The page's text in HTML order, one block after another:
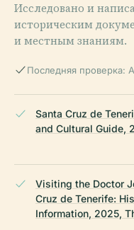
Исследовано и
историческим
и местным знаниям.
Последняя проверка:
Santa Cruz de
and Cultural Guide,
Visiting the Doctor
Cruz de Tenerife:
Information, 2025,